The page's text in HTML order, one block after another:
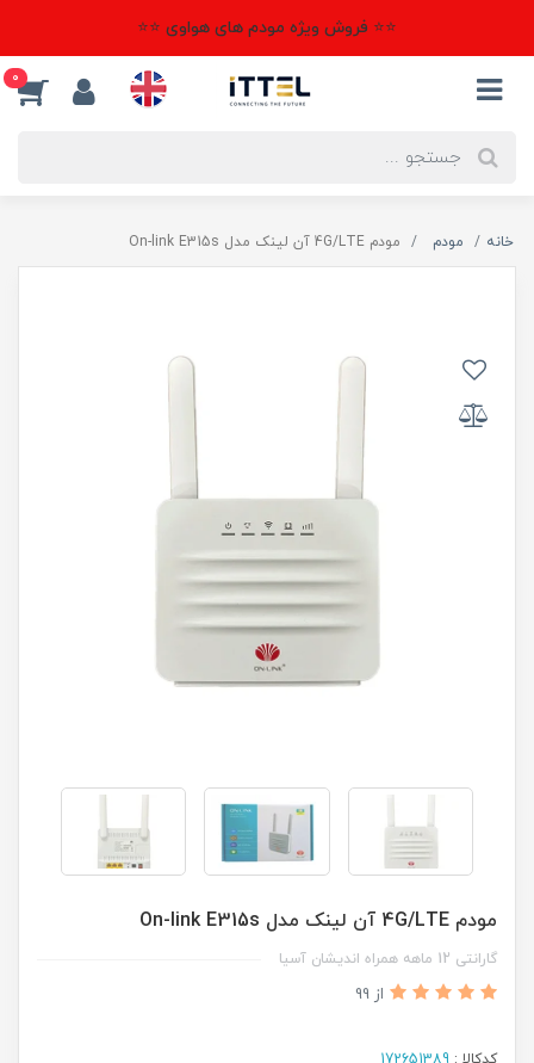
⭐⭐ فروش ویژه مودم های هواوی ⭐⭐
0
خانه مودم مودم 4G/LTE آن لینک مدل On-link E315s
مودم 4G/LTE آن لینک مدل On-link E315s
گارانتی 12 ماهه همراه اندیشان آسیا
از 99